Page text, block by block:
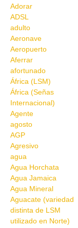
Adorar
ADSL
adulto
Aeronave
Aeropuerto
Aferrar
afortunado
África (LSM)
África (Señas
Internacional)
Agente
agosto
AGP
Agresivo
agua
Agua Horchata
Agua Jamaica
Agua Mineral
Aguacate (variedad
distinta de LSM
utilizado en Norte)